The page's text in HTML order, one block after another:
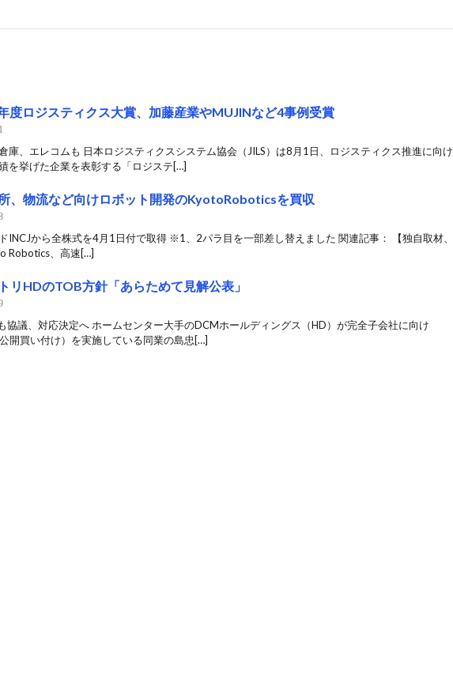
度ロジスティクス大賞、加藤産業やMUJINなど4事例受賞
庫、エレコムも 日本ロジスティクスシステム協会（JILS）は8月1日、ロジスティクス推進に向け
を挙げた企業を表彰する「ロジステ[…]
、物流など向けロボット開発のKyotoRoboticsを買収
INCJから全株式を4月1日付で取得 ※1、2パラ目を一部差し替えました 関連記事： 【独自取材、
Robotics、高速[…]
リHDのTOB方針「あらためて見解公表」
協議、対応決定へ ホームセンター大手のDCMホールディングス（HD）が完全子会社に向け
開買い付け）を実施している同業の島忠[…]